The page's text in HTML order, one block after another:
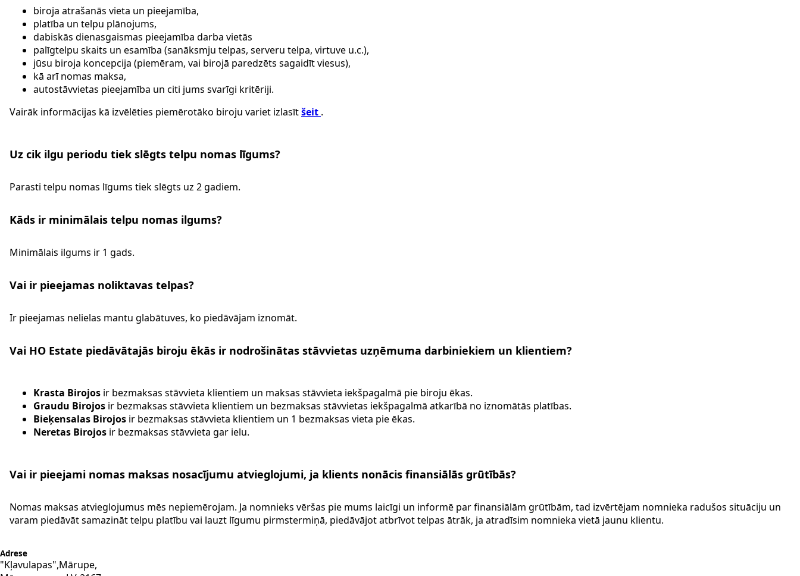
biroja atrašanās vieta un pieejamība,
platība un telpu plānojums,
dabiskās dienasgaismas pieejamība darba vietās
palīgtelpu skaits un esamība (sanāksmju telpas, serveru telpa, virtuve u.c.),
jūsu biroja koncepcija (piemēram, vai birojā paredzēts sagaidīt viesus),
kā arī nomas maksa,
autostāvvietas pieejamība un citi jums svarīgi kritēriji.
Vairāk informācijas kā izvēlēties piemērotāko biroju variet izlasītšeit .
Uz cik ilgu periodu tiek slēgts telpu nomas līgums?
Parasti telpu nomas līgums tiek slēgts uz 2 gadiem.
Kāds ir minimālais telpu nomas ilgums?
Minimālais ilgums ir 1 gads.
Vai ir pieejamas noliktavas telpas?
Ir pieejamas nelielas mantu glabātuves, ko piedāvājam iznomāt.
Vai HO Estate piedāvātajās biroju ēkās ir nodrošinātas stāvvietas uzņēmuma darbiniekiem un klientiem?
Krasta Birojos ir bezmaksas stāvvieta klientiem un maksas stāvvieta iekšpagalmā pie biroju ēkas.
Graudu Birojos ir bezmaksas stāvvieta klientiem un bezmaksas stāvvietas iekšpagalmā atkarībā no iznomātās platības.
Bieķensalas Birojos ir bezmaksas stāvvieta klientiem un 1 bezmaksas vieta pie ēkas.
Neretas Birojos ir bezmaksas stāvvieta gar ielu.
Vai ir pieejami nomas maksas nosacījumu atvieglojumi, ja klients nonācis finansiālās grūtībās?
Nomas maksas atvieglojumus mēs nepiemērojam. Ja nomnieks vēršas pie mums laicīgi un informē par finansiālām grūtībām, tad izvērtējam nomnieka radušos situāciju un
varam piedāvāt samazināt telpu platību vai lauzt līgumu pirmstermiņā, piedāvājot atbrīvot telpas ātrāk, ja atradīsim nomnieka vietā jaunu klientu.
Adrese
"Kļavulapas",Mārupe,